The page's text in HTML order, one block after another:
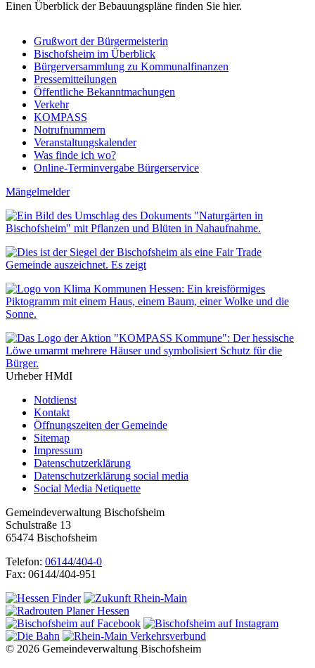
Einen Überblick der Bebauungspläne finden Sie hier.
Grußwort der Bürgermeisterin
Bischofsheim im Überblick
Bürgerversammlung zu Kommunalfinanzen
Pressemitteilungen
Öffentliche Bekanntmachungen
Verkehr
KOMPASS
Notrufnummern
Veranstaltungskalender
Was finde ich wo?
Online-Terminvergabe Bürgerservice
Mängelmelder
Urheber HMdI
Notdienst
Kontakt
Öffnungszeiten der Gemeinde
Sitemap
Impressum
Datenschutzerklärung
Datenschutzerklärung social media
Social Media Netiquette
Gemeindeverwaltung Bischofsheim
Schulstraße 13
65474 Bischofsheim
Telefon: 06144/404-0
Fax: 06144/404-951
© 2026 Gemeindeverwaltung Bischofsheim